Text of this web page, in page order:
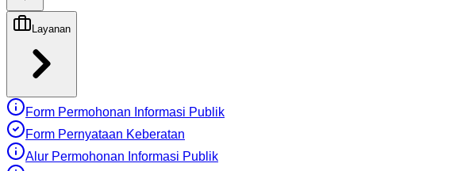
Layanan
Form Permohonan Informasi Publik
Form Pernyataan Keberatan
Alur Permohonan Informasi Publik